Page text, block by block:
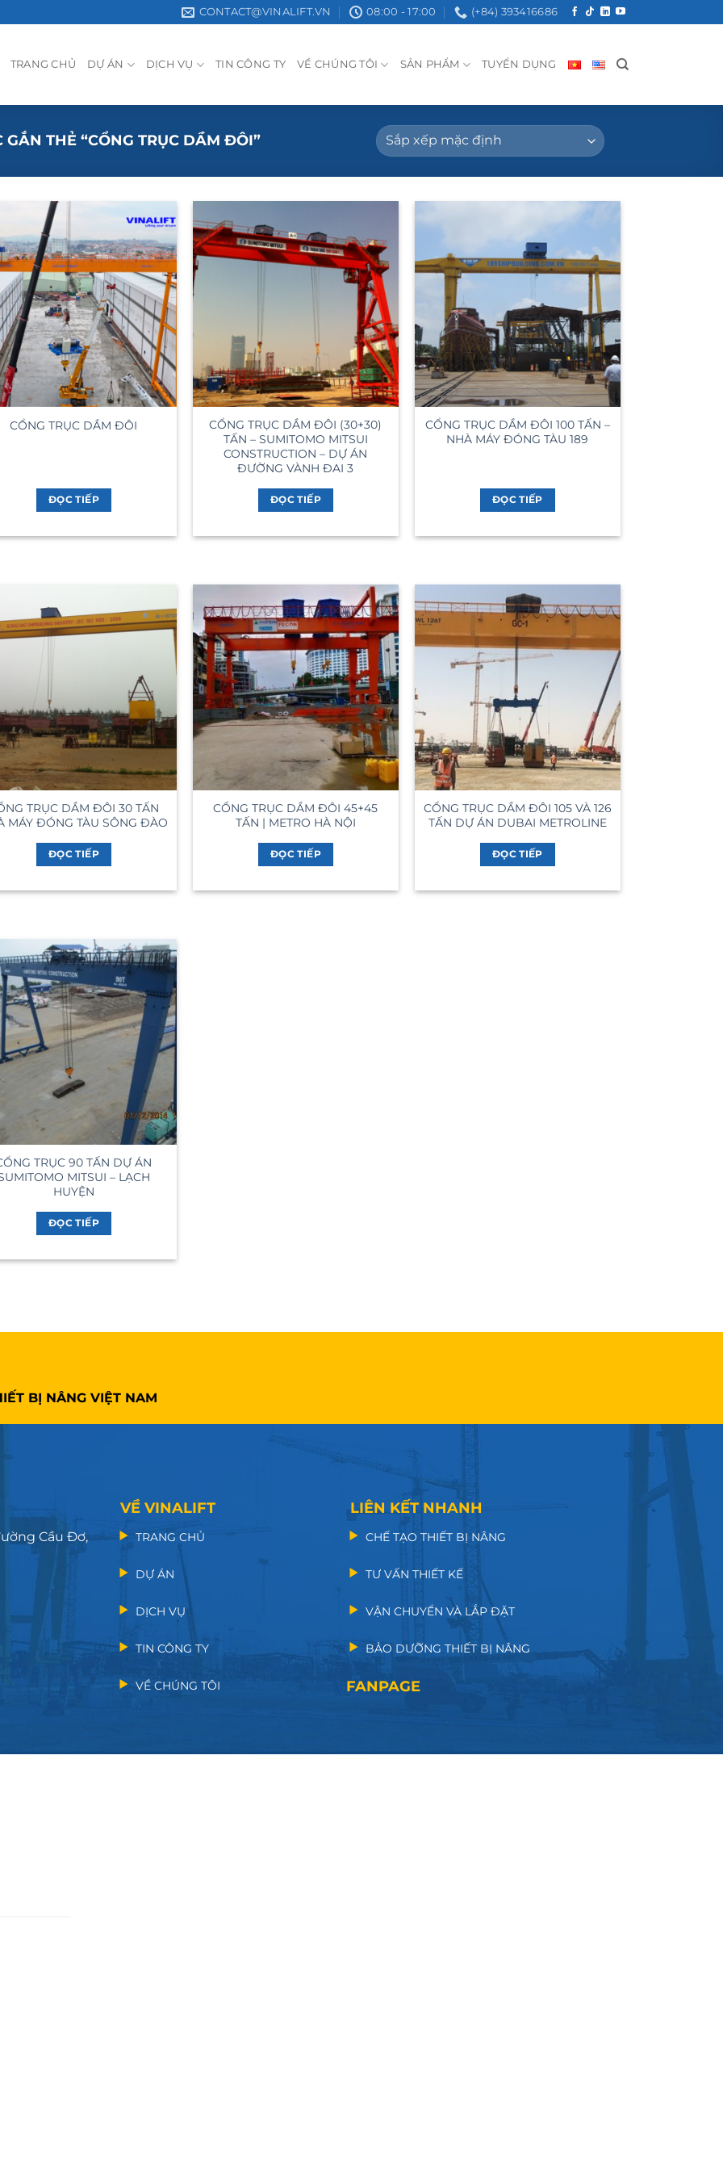
CONTACT@VINALIFT.VN 08:00 - 17:00 (+84) 393416686
TRANG CHỦ DỰ ÁN DỊCH VỤ TIN CÔNG TY VỀ CHÚNG TÔI SẢN PHẨM TUYỂN DỤNG
THẺ “CỔNG TRỤC DẦM ĐÔI”
CỔNG TRỤC DẦM ĐÔI
ĐỌC TIẾP
CỔNG TRỤC DẦM ĐÔI (30+30)
TẤN – SUMITOMO MITSUI
CONSTRUCTION – DỰ ÁN
ĐƯỜNG VÀNH ĐAI 3
ĐỌC TIẾP
CỔNG TRỤC DẦM ĐÔI 100 TẤN –
NHÀ MÁY ĐÓNG TÀU 189
ĐỌC TIẾP
TRỤC DẦM ĐÔI 30 TẤN
MÁY ĐÓNG TÀU SÔNG ĐÀO
ĐỌC TIẾP
CỔNG TRỤC DẦM ĐÔI 45+45
TẤN | METRO HÀ NỘI
ĐỌC TIẾP
CỔNG TRỤC DẦM ĐÔI 105 VÀ 126
TẤN DỰ ÁN DUBAI METROLINE
ĐỌC TIẾP
TRỤC 90 TẤN DỰ ÁN
MITSUI – LẠCH
HUYỆN
ĐỌC TIẾP
BỊ NÂNG VIỆT NAM
Cầu Đơ,
VỀ VINALIFT
TRANG CHỦ
DỰ ÁN
DỊCH VỤ
TIN CÔNG TY
VỀ CHÚNG TÔI
LIÊN KẾT NHANH
CHẾ TẠO THIẾT BỊ NÂNG
TƯ VẤN THIẾT KẾ
VẬN CHUYỂN VÀ LẮP ĐẶT
BẢO DƯỠNG THIẾT BỊ NÂNG
FANPAGE